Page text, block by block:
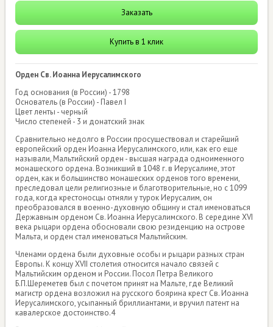
Заказать
Купить в 1 клик
Орден Св. Иоанна Иерусалимского
Год основания (в России) - 1798
Основатель (в России) - Павел I
Цвет ленты - черный
Число степеней - 3 и донатский знак
Сравнительно недолго в России просуществовал и старейший
европейский орден Иоанна Иерусалимского, или, как его еще
называли, Мальтийский орден - высшая награда одноименного
монашеского ордена. Возникший в 1048 г. в Иерусалиме, этот
орден, как и большинство монашеских орденов того времени,
преследовал цели религиозные и благотворительные, но с 1099
года, когда крестоносцы отняли у турок Иерусалим, он
преобразовался в военно-духовную общину и стал именоваться
Державным орденом Св. Иоанна Иерусалимского. В середине XVI
века рыцари ордена обосновали свою резиденцию на острове
Мальта, и орден стал именоваться Мальтийским.
Членами ордена были духовные особы и рыцари разных стран
Европы. К концу XVII столетия относится начало связей с
Мальтийским орденом и России. Посол Петра Великого
Б.П.Шереметев был с почетом принят на Мальте, где Великий
магистр ордена возложил на русского боярина крест Св. Иоанна
Иерусалимского, усыпанный бриллиантами, и вручил патент на
кавалерское достоинство.4